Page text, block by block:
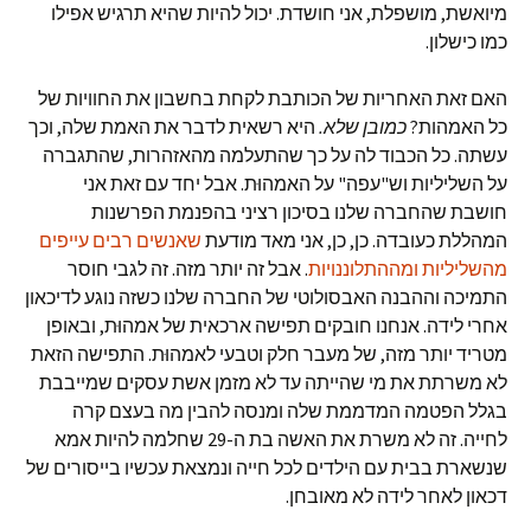
מיואשת, מושפלת, אני חושדת. יכול להיות שהיא תרגיש אפילו
כמו כישלון.
האם זאת האחריות של הכותבת לקחת בחשבון את החוויות של
כל האמהות?כמובן שלא. היא רשאית לדבר את האמת שלה, וכך
עשתה. כל הכבוד לה על כך שהתעלמה מהאזהרות, שהתגברה
על השליליות וש"עפה" על האמהוּת. אבל יחד עם זאת אני
חושבת שהחברה שלנו בסיכון רציני בהפנמת הפרשנות
המהללת כעובדה. כן, כן, אני מאד מודעת שאנשים רבים עייפים
מהשליליות ומההתלוננויות. אבל זה יותר מזה. זה לגבי חוסר
התמיכה וההבנה האבסולוטי של החברה שלנו כשזה נוגע לדיכאון
אחרי לידה. אנחנו חובקים תפישה ארכאית של אמהוּת, ובאופן
מטריד יותר מזה, של מעבר חלק וטבעי לאמהוּת. התפישה הזאת
לא משרתת את מי שהייתה עד לא מזמן אשת עסקים שמייבבת
בגלל הפטמה המדממת שלה ומנסה להבין מה בעצם קרה
לחייה. זה לא משרת את האשה בת ה-29 שחלמה להיות אמא
שנשארת בבית עם הילדים לכל חייה ונמצאת עכשיו בייסורים של
דכאון לאחר לידה לא מאובחן.